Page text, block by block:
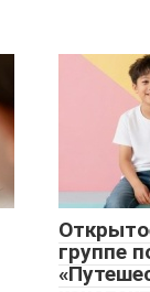
группе